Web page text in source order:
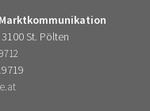
Marktkommunikation
St. Pölten